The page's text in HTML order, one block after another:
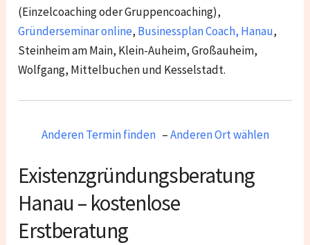
(Einzelcoaching oder Gruppencoaching),
Gründerseminar online, Businessplan Coach, Hanau,
Steinheim am Main, Klein-Auheim, Großauheim,
Wolfgang, Mittelbuchen und Kesselstadt.
Anderen Termin finden–Anderen Ort wählen
Existenzgründungsberatung
Hanau – kostenlose
Erstberatung